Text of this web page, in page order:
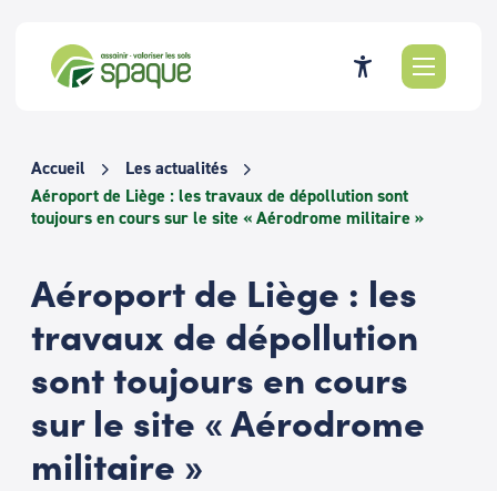
contenu
Accueil
Les actualités
Aéroport de Liège : les travaux de dépollution sont
toujours en cours sur le site « Aérodrome militaire »
Aéroport de Liège : les
travaux de dépollution
sont toujours en cours
sur le site « Aérodrome
militaire »